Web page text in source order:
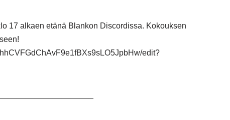
17 alkaen etänä Blankon Discordissa. Kokouksen
edit?